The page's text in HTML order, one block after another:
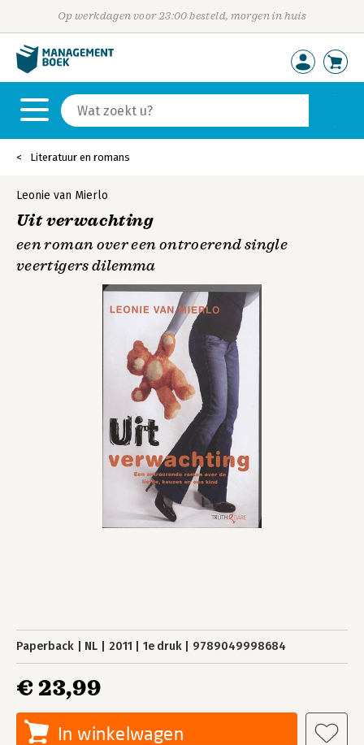
Op werkdagen voor 23:00 besteld, morgen in huis
Literatuur en romans
Leonie van Mierlo
Uit verwachting
een roman over een ontroerend single
veertigers dilemma
Paperback NL 2011 1e druk 9789049998684
€ 23,99
In winkelwagen